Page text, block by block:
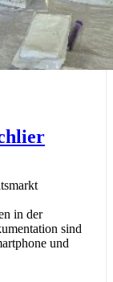
in der
sind
und